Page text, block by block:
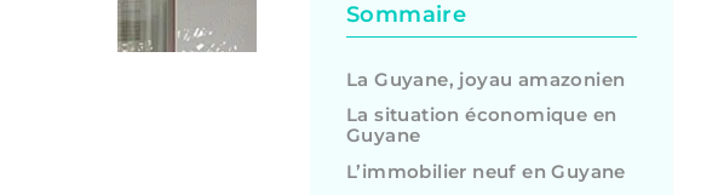
Sommaire
La Guyane, joyau amazonien
La situation économique en
Guyane
L’immobilier neuf en Guyane